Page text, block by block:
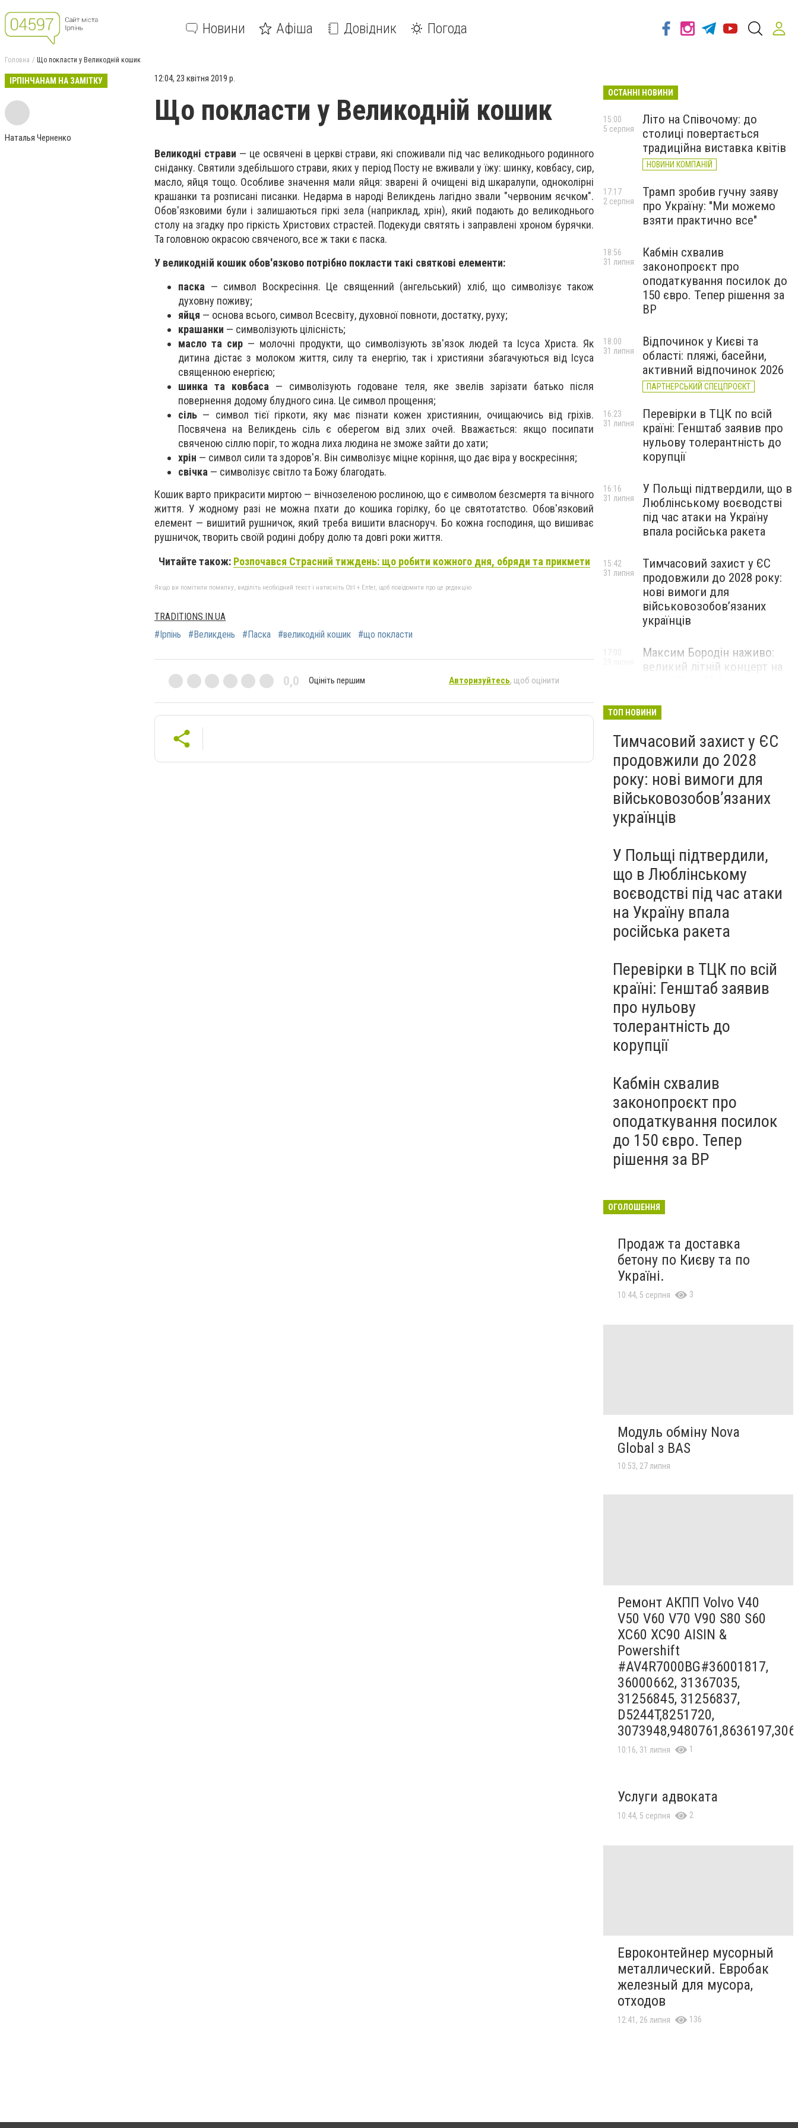
Новини Афіша Довідник Погода
Головна Що покласти у Великодній кошик
ІРПІНЧАНАМ НА ЗАМІТКУ
Наталья Черненко
12:04, 23 квітня 2019 р.
Що покласти у Великодній кошик
Великодні страви — це освячені в церкві страви, які споживали під час великоднього родинного
сніданку. Святили здебільшого страви, яких у період Посту не вживали у їжу: шинку, ковбасу, сир,
масло, яйця тощо. Особливе значення мали яйця: зварені й очищені від шкаралупи, одноколірні
крашанки та розписані писанки. Недарма в народі Великдень лагідно звали "червоним яєчком".
Обов'язковими були і залишаються гіркі зела (наприклад, хрін), який подають до великоднього
столу на згадку про гіркість Христових страстей. Подекуди святять і заправлені хроном бурячки.
Та головною окрасою свяченого, все ж таки є паска.
У великодній кошик обов'язково потрібно покласти такі святкові елементи:
паска — символ Воскресіння. Це священний (ангельський) хліб, що символізує також
духовну поживу;
яйця — основа всього, символ Всесвіту, духовної повноти, достатку, руху;
крашанки — символізують цілісність;
масло та сир — молочні продукти, що символізують зв'язок людей та Ісуса Христа. Як
дитина дістає з молоком життя, силу та енергію, так і християни збагачуються від Ісуса
священною енергією;
шинка та ковбаса — символізують годоване теля, яке звелів зарізати батько після
повернення додому блудного сина. Це символ прощення;
сіль — символ тієї гіркоти, яку має пізнати кожен християнин, очищаючись від гріхів.
Посвячена на Великдень сіль є оберегом від злих очей. Вважається: якщо посипати
свяченою сіллю поріг, то жодна лиха людина не зможе зайти до хати;
хрін — символ сили та здоров'я. Він символізує міцне коріння, що дає віра у воскресіння;
свічка — символізує світло та Божу благодать.
Кошик варто прикрасити миртою — вічнозеленою рослиною, що є символом безсмертя та вічного
життя. У жодному разі не можна пхати до кошика горілку, бо це святотатство. Обов'язковий
елемент — вишитий рушничок, який треба вишити власноруч. Бо кожна господиня, що вишиває
рушничок, творить своїй родині добру долю та довгі роки життя.
Читайте також: Розпочався Страсний тиждень: що робити кожного дня, обряди та прикмети
Якщо ви помітили помилку, виділіть необхідний текст і натисніть Ctrl + Enter, щоб повідомити про це редакцію
TRADITIONS.IN.UA
#Ірпінь
#Великдень #Паска #великодній кошик #що покласти
0,0 Оцініть першим Авторизуйтесь, щоб оцінити
ОСТАННІ НОВИНИ
Літо на Співочому: до
столиці повертається
традиційна виставка квітів
НОВИНИ КОМПАНІЙ
15:00
5 серпня
Трамп зробив гучну заяву
про Україну: "Ми можемо
взяти практично все"
17:17
2 серпня
Кабмін схвалив
законопроєкт про
оподаткування посилок до
150 євро. Тепер рішення за
ВР
18:56
31 липня
Відпочинок у Києві та
області: пляжі, басейни,
активний відпочинок 2026
ПАРТНЕРСЬКИЙ СПЕЦПРОЄКТ
18:00
31 липня
Перевірки в ТЦК по всій
країні: Генштаб заявив про
нульову толерантність до
корупції
16:23
31 липня
У Польщі підтвердили, що в
Люблінському воєводстві
під час атаки на Україну
впала російська ракета
16:16
31 липня
Тимчасовий захист у ЄС
продовжили до 2028 року:
нові вимоги для
військовозобов’язаних
українців
15:42
31 липня
Максим Бородін наживо:
великий літній концерт на
17:00
ТОП НОВИНИ
Тимчасовий захист у ЄС
продовжили до 2028
року: нові вимоги для
військовозобов’язаних
українців
У Польщі підтвердили,
що в Люблінському
воєводстві під час атаки
на Україну впала
російська ракета
Перевірки в ТЦК по всій
країні: Генштаб заявив
про нульову
толерантність до
корупції
Кабмін схвалив
законопроєкт про
оподаткування посилок
до 150 євро. Тепер
рішення за ВР
ОГОЛОШЕННЯ
Продаж та доставка
бетону по Києву та по
Україні.
10:44, 5 серпня 3
Модуль обміну Nova
Global з BAS
10:53, 27 липня
Ремонт АКПП Volvo V40
V50 V60 V70 V90 S80 S60
XC60 XC90 AISIN &
Powershift
#AV4R7000BG#36001817,
36000662, 31367035,
31256845, 31256837,
D5244T,8251720,
10:16, 31 липня 1
Услуги адвоката
10:44, 5 серпня 2
Евроконтейнер мусорный
металлический. Евробак
железный для мусора,
отходов
12:41, 26 липня 136